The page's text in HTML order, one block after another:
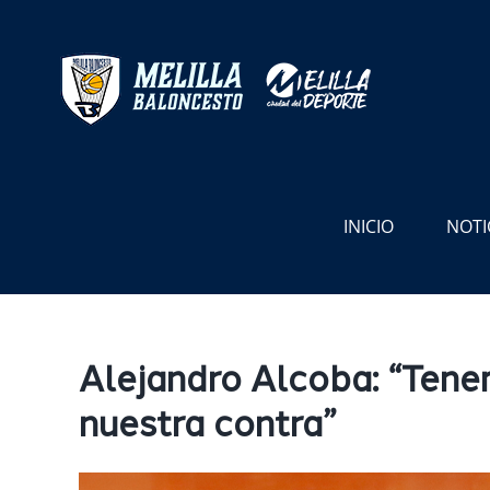
contenido
INICIO
Alejandro Alcoba:
nuestra contra”